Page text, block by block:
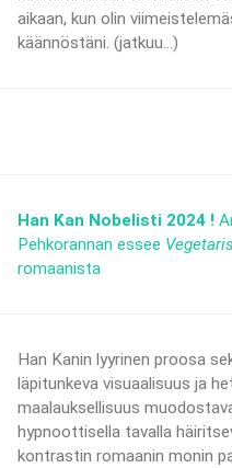
aikaan, kun olin
käännöstäni. (jatkuu...)
Han Kan Nobelisti 2024 !
Pehkorannan essee
romaanista
Han Kanin lyyrinen proosa
läpitunkeva visuaalisuus ja
maalauksellisuus
hypnoottisella tavalla
kontrastin romaanin monin